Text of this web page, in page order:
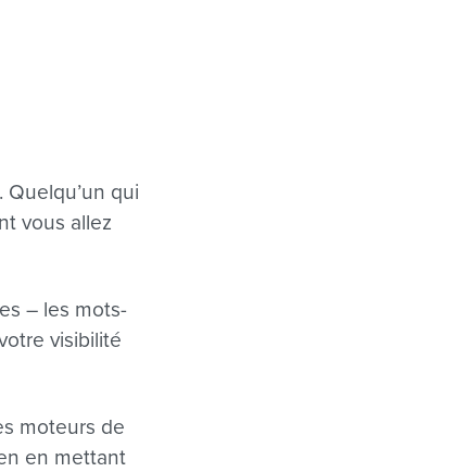
qui
vous allez
– les mots-
visibilité
moteurs de
en mettant